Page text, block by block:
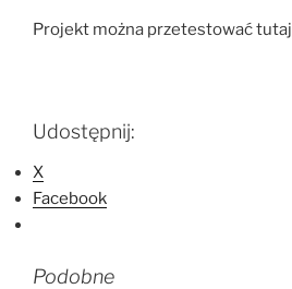
Projekt można przetestować tutaj
Udostępnij:
X
Facebook
Podobne